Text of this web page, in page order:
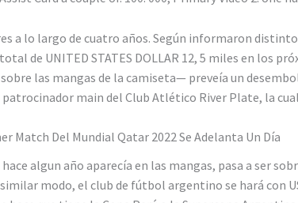
a lo largo de cuatro años. Según informaron
de UNITED STATES DOLLAR 12, 5 miles en los
las mangas de la camiseta— preveía un
main del Club Atlético River Plate, la
Match Del Mundial Qatar 2022 Se Adelanta Un Día
hace algun año aparecía en las mangas, pasa a ser
modo, el club de fútbol argentino se hará con